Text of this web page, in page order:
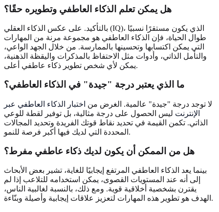
هل يمكن تعلم الذكاء العاطفي وتطويره حقًا؟
بالتأكيد. على عكس الذكاء العقلي (IQ)، الذي يكون مستقرًا نسبيًا
طوال الحياة، فإن الذكاء العاطفي هو مجموعة مرنة من المهارات
التي يمكن اكتسابها وتحسينها بالممارسة. من خلال الجهد الواعي،
والتأمل الذاتي، وأدوات مثل الاحتفاظ بالمذكرات واليقظة الذهنية،
يمكن لأي شخص تطوير ذكاء عاطفي أعلى.
ما الذي يعتبر درجة "جيدة" في الذكاء العاطفي؟
لا توجد درجة "جيدة" عالمية. الغرض من اختبار الذكاء العاطفي عبر
الإنترنت ليس الحصول على درجة مثالية، بل توفير لقطة للوعي
الذاتي. تكمن القيمة في تحديد نقاط قوتك الفريدة وتحديد المجالات
المحددة التي لديك فيها أكبر فرصة للنمو.
هل من الممكن أن يكون لديك ذكاء عاطفي مفرط؟
بينما يعد الذكاء العاطفي المرتفع إيجابيًا للغاية، تشير بعض الأبحاث
إلى أنه عند المستويات القصوى، يمكن استخدامه للتلاعب إذا لم
يقترن بشخصية أخلاقية قوية. ومع ذلك، بالنسبة لغالبية الناس،
الهدف هو تطوير هذه المهارات لتعزيز علاقات إيجابية وأصيلة وبنّاءة.